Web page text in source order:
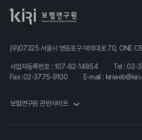
(우)07325 서울시 영등포구 여의대로 70, ONE
사업자등록번호 : 107-82-14854 Tel : 02-
Fax :02-3775-9100
E-mail :
보험연구원 관련사이트